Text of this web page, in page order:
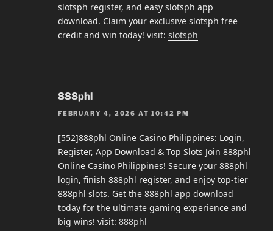
slotsph register, and easy slotsph app
download. Claim your exclusive slotsph free
credit and win today! visit: slotsph
888phl
FEBRUARY 4, 2026 AT 10:42 PM
[552]888phl Online Casino Philippines: Login,
Register, App Download & Top Slots Join 888phl
Online Casino Philippines! Secure your 888phl
login, finish 888phl register, and enjoy top-tier
888phl slots. Get the 888phl app download
today for the ultimate gaming experience and
big wins! visit: 888phl